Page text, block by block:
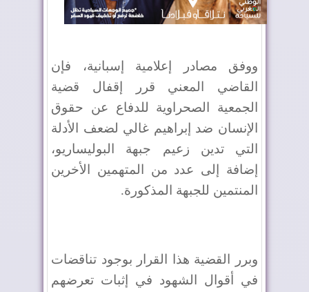
ووفق مصادر إعلامية إسبانية، فإن
القاضي المعني قرر إقفال قضية
الجمعية الصحراوية للدفاع عن حقوق
الإنسان ضد إبراهيم غالي لضعف الأدلة
التي تدين زعيم جبهة البوليساريو،
إضافة إلى عدد من المتهمين الأخرين
المنتمين للجبهة المذكورة.
وبرر القضية هذا القرار بوجود تناقضات
في أقوال الشهود في إثبات تعرضهم